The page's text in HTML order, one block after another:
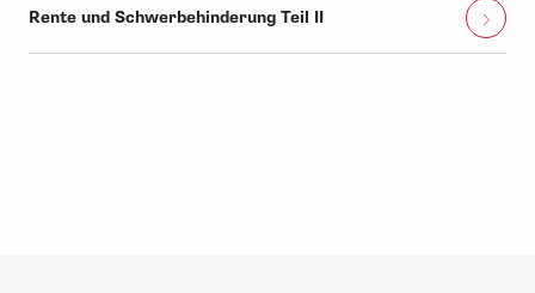
Rente und Schwerbehinderung Teil II